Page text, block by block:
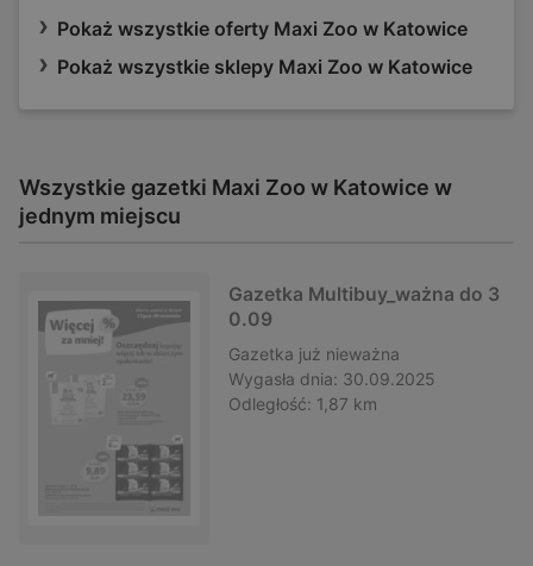
Pokaż wszystkie oferty Maxi Zoo w Katowice
Pokaż wszystkie sklepy Maxi Zoo w Katowice
Wszystkie gazetki Maxi Zoo w Katowice w
jednym miejscu
Gazetka Multibuy_ważna do 3
0.09
Gazetka już nieważna
Wygasła dnia: 30.09.2025
Odległość: 1,87 km